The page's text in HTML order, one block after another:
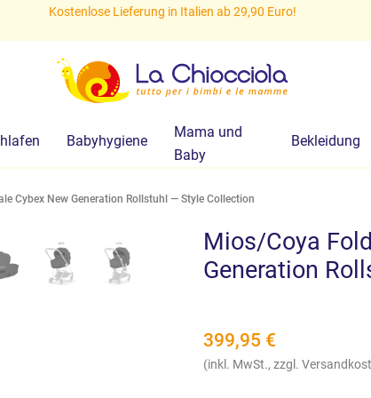
Kostenlose Lieferung in Italien ab 29,90 Euro!
Babyhygiene
Mama und
Baby
Bekleidung
Cybex New Generation Rollstuhl — Style Collection
Mios/Coya
Generation
399,95 €
(inkl. MwSt., zzgl.